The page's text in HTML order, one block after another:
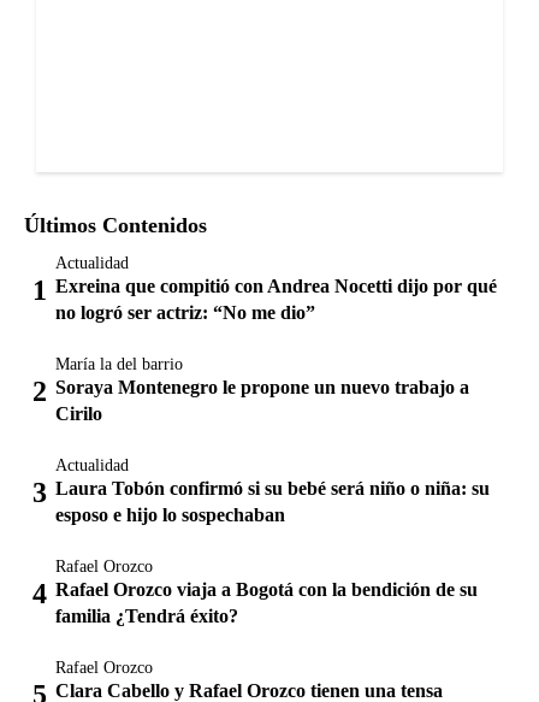
Últimos Contenidos
Actualidad
Exreina que compitió con Andrea Nocetti dijo por qué
no logró ser actriz: “No me dio”
María la del barrio
Soraya Montenegro le propone un nuevo trabajo a
Cirilo
Actualidad
Laura Tobón confirmó si su bebé será niño o niña: su
esposo e hijo lo sospechaban
Rafael Orozco
Rafael Orozco viaja a Bogotá con la bendición de su
familia ¿Tendrá éxito?
Rafael Orozco
Clara Cabello y Rafael Orozco tienen una tensa